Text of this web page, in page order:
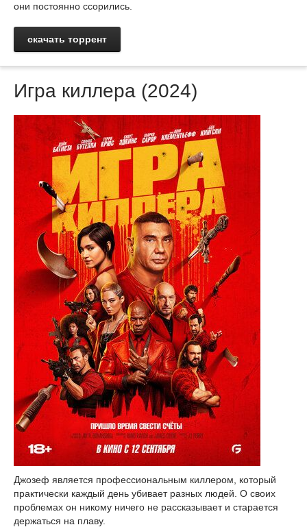
они постоянно ссорились.
скачать торрент
Игра киллера (2024)
Джозеф является профессиональным киллером, который
практически каждый день убивает разных людей. О своих
проблемах он никому ничего не рассказывает и старается
держаться на плаву.